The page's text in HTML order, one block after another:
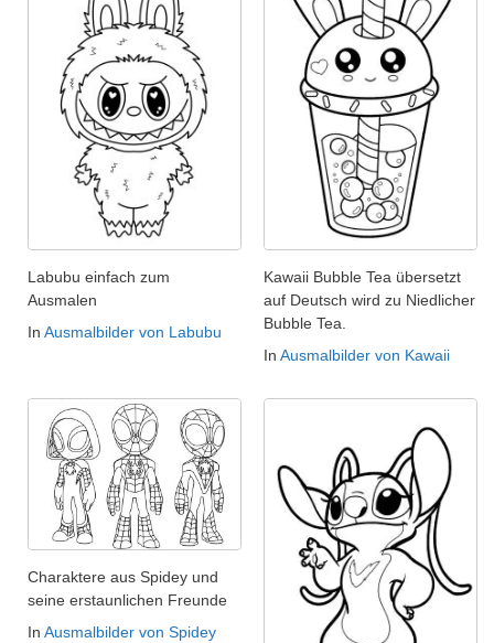
Labubu einfach zum
Ausmalen
In Ausmalbilder von Labubu
Kawaii Bubble Tea übersetzt
auf Deutsch wird zu Niedlicher
Bubble Tea.
In Ausmalbilder von Kawaii
Charaktere aus Spidey und
seine erstaunlichen Freunde
In Ausmalbilder von Spidey